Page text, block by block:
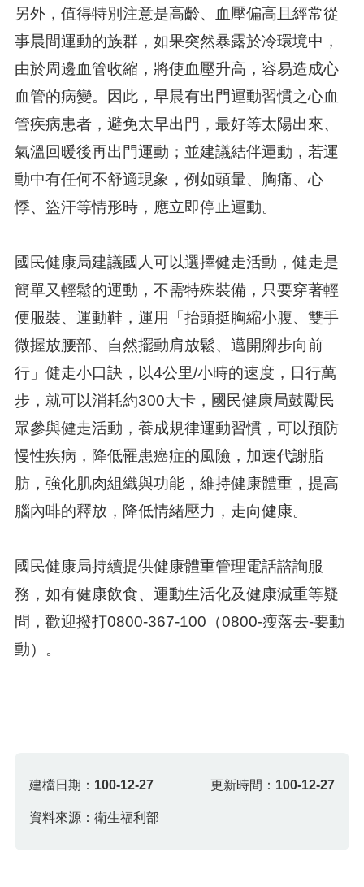
另外，值得特別注意是高齡、血壓偏高且經常從
事晨間運動的族群，如果突然暴露於冷環境中，
由於周邊血管收縮，將使血壓升高，容易造成心
血管的病變。因此，早晨有出門運動習慣之心血
管疾病患者，避免太早出門，最好等太陽出來、
氣溫回暖後再出門運動；並建議結伴運動，若運
動中有任何不舒適現象，例如頭暈、胸痛、心
悸、盜汗等情形時，應立即停止運動。
國民健康局建議國人可以選擇健走活動，健走是
簡單又輕鬆的運動，不需特殊裝備，只要穿著輕
便服裝、運動鞋，運用「抬頭挺胸縮小腹、雙手
微握放腰部、自然擺動肩放鬆、邁開腳步向前
行」健走小口訣，以4公里/小時的速度，日行萬
步，就可以消耗約300大卡，國民健康局鼓勵民
眾參與健走活動，養成規律運動習慣，可以預防
慢性疾病，降低罹患癌症的風險，加速代謝脂
肪，強化肌肉組織與功能，維持健康體重，提高
腦內啡的釋放，降低情緒壓力，走向健康。
國民健康局持續提供健康體重管理電話諮詢服
務，如有健康飲食、運動生活化及健康減重等疑
問，歡迎撥打0800-367-100（0800-瘦落去-要動
動）。
建檔日期： 100-12-27 更新時間： 100-12-27
資料來源：衛生福利部